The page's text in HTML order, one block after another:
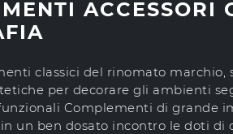
ACCESSORI
classici del rinomato
per decorare gli ambienti
Complementi di grande
un ben dosato incontro le doti di